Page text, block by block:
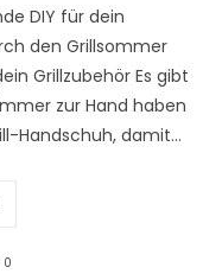
DIY für dein
den Grillsommer
Grillzubehör Es gibt
zur Hand haben
Handschuh, damit…
0